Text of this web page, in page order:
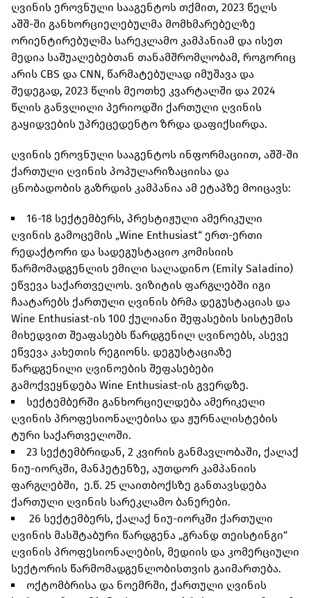
ღვინის ეროვნული სააგენტოს თქმით, 2023 წელს
აშშ-ში განხორციელებულმა მომხმარებელზე
ორიენტირებულმა სარეკლამო კამპანიამ და ისეთ
მედია საშუალებებთან თანამშრომლობამ, როგორიც
არის CBS და CNN, წარმატებულად იმუშავა და
შედეგად, 2023 წლის მეოთხე კვარტალში და 2024
წლის განვლილი პერიოდში ქართული ღვინის
გაყიდვების უპრეცედენტო ზრდა დაფიქსირდა.
ღვინის ეროვნული სააგენტოს ინფორმაციით, აშშ-ში
ქართული ღვინის პოპულარიზაციისა და
ცნობადობის გაზრდის კამპანია ამ ეტაპზე მოიცავს:
16-18 სექტემბერს, პრესტიჟული ამერიკული
ღვინის გამოცემის „Wine Enthusiast“ ერთ-ერთი
რედაქტორი და სადეგუსტაციო კომისიის
წარმომადგენლის ემილი სალადინო (Emily Saladino)
ეწვევა საქართველოს. ვიზიტის ფარგლებში იგი
ჩაატარებს ქართული ღვინის ბრმა დეგუსტაციას და
Wine Enthusiast-ის 100 ქულიანი შეფასების სისტემის
მიხედვით შეაფასებს წარდგენილ ღვინოებს, ასევე
ეწვევა კახეთის რეგიონს. დეგუსტაციაზე
წარდგენილი ღვინოების შეფასებები
გამოქვეყნდება Wine Enthusiast-ის გვერდზე.
სექტემბერში განხორციელდება ამერიკელი
ღვინის პროფესიონალებისა და ჟურნალისტების
ტური საქართველოში.
23 სექტემბრიდან, 2 კვირის განმავლობაში, ქალაქ
ნიუ-იორკში, მანჰეტენზე, აუთდორ კამპანიის
ფარგლებში, ე.წ. 25 ლაითბოქსზე განთავსდება
ქართული ღვინის სარეკლამო ბანერები.
26 სექტემბერს, ქალაქ ნიუ-იორკში ქართული
ღვინის მასშტაბური წარდგენა „გრანდ თეისტინგი“
ღვინის პროფესიონალების, მედიის და კომერციული
სექტორის წარმომადგენლობისთვის გაიმართება.
ოქტომბრისა და ნოემრში, ქართული ღვინის